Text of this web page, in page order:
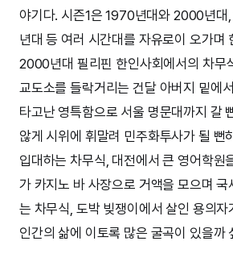
야기다. 시즌1은 1970년대와 2000년
년대 등 여러 시간대를 자유로이 오가며
2000년대 필리핀 한인사회에서의 차무
교도소를 들락거리는 건달 아버지 밑에
타고난 영특함으로 서울 명문대까지 갈
않게 시위에 휘말려 민주화투사가 될 뻔
입대하는 차무식, 대전에서 큰 영어학원
가 카지노 바 사장으로 거액을 모으며
는 차무식, 도박 빚쟁이에서 살인 용의
인간의 삶에 이토록 많은 굴곡이 있을까